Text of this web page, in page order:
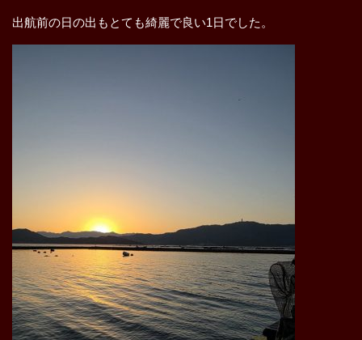
出航前の日の出もとても綺麗で良い1日でした。